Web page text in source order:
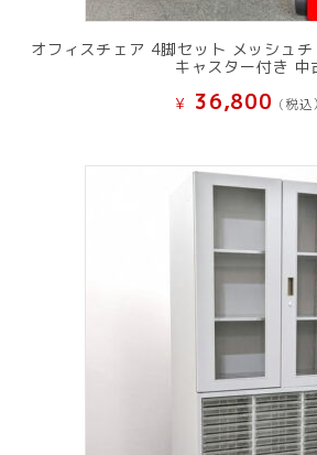
オフィスチェア 4脚セット メッシュ
キャスター付き 中
¥ 36,800 (税込）